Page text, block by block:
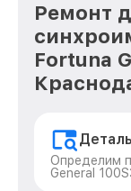
Ремонт
Fortuna
Определим
General